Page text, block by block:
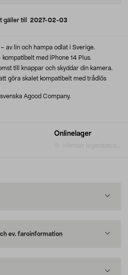
gäller till 2027-02-03
Onlinelager
Hämtar lagerstatus...
av lin och hampa odlat i Sverige.
med iPhone 14 Plus.
till knappar och skyddar din kamera.
göra skalet kompatibelt med trådlös
Agood Company.
ev. faroinformation